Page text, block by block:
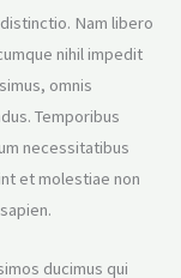
Nam libero
nihil impedit
omnis
Temporibus
necessitatibus
et molestiae non
ducimus qui